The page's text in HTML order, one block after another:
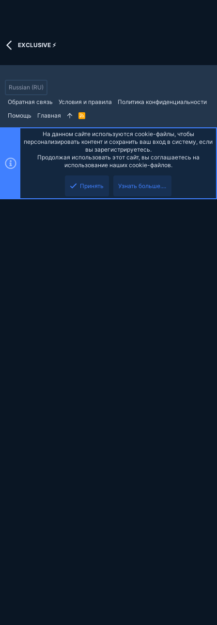
EXCLUSIVE ⚡
Russian (RU)
Обратная связь
Условия и правила
Политика конфиденциальности
Помощь
Главная
R
S
На данном сайте используются cookie-файлы, чтобы
персонализировать контент и сохранить ваш вход в систему, если
вы зарегистрируетесь.
Продолжая использовать этот сайт, вы соглашаетесь на
использование наших cookie-файлов.
Принять Узнать больше....